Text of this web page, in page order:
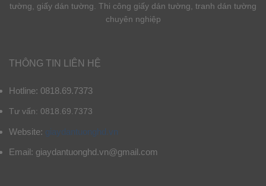
tường, giấy dán tường. Thi công giấy dán tường, tranh dán tường
chuyên nghiệp
THÔNG TIN LIÊN HỆ
Hotline: 0818.69.7373
Tư vấn: 0818.69.7373
Website: giaydantuonghd.vn
Email: giaydantuonghd.vn@gmail.com